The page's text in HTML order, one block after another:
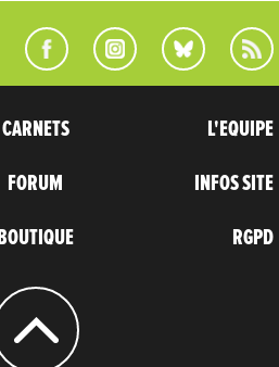
CARNETS
FORUM
BOUTIQUE
L'EQUIPE
INFOS SITE
RGPD